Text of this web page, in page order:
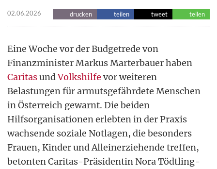
02.06.2026 drucken teilen tweet teilen
Eine Woche vor der Budgetrede von
Finanzminister Markus Marterbauer haben
CaritasundVolkshilfe vor weiteren
Belastungen für armutsgefährdete Menschen
in Österreich gewarnt. Die beiden
Hilfsorganisationen erlebten in der Praxis
wachsende soziale Notlagen, die besonders
Frauen, Kinder und Alleinerziehende treffen,
betonten Caritas-Präsidentin Nora Tödtling-